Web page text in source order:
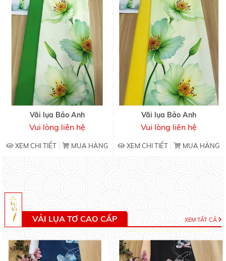
Vãi lụa Bảo Anh
Vui lòng liên hệ
XEM CHI TIẾT MUA HÀNG
Vãi lụa Bảo Anh
Vui lòng liên hệ
XEM CHI TIẾT MUA HÀNG
VẢI LỤA TƠ CAO CẤP XEM TẤT CẢ